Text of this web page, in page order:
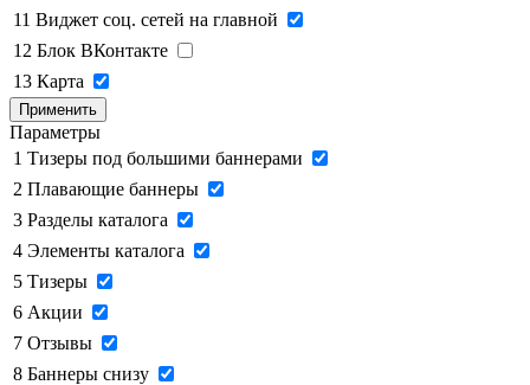
11 Виджет соц. сетей на главной
12 Блок ВКонтакте
13 Карта
Применить
Параметры
1 Тизеры под большими баннерами
2 Плавающие баннеры
3 Разделы каталога
4 Элементы каталога
5 Тизеры
6 Акции
7 Отзывы
8 Баннеры снизу